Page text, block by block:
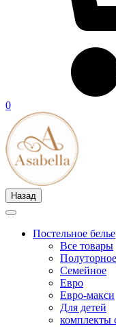
0
Назад
Постельное белье
Все товары
Полуторное
Семейное
Евро
Евро-макси
Для детей
комплекты